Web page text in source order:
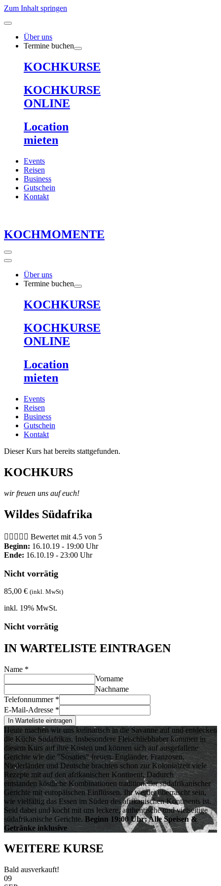
Zum Inhalt springen
Über uns
Termine buchen
KOCHKURSE
KOCHKURSE
ONLINE
Location
mieten
Events
Reisen
Business
Gutschein
Kontakt
KOCHMOMENTE
Über uns
Termine buchen
KOCHKURSE
KOCHKURSE
ONLINE
Location
mieten
Events
Reisen
Business
Gutschein
Kontakt
Dieser Kurs hat bereits stattgefunden.
KOCHKURS
wir freuen uns auf euch!
Wildes Südafrika
     Bewertet mit 4.5 von 5
Beginn: 16.10.19 - 19:00 Uhr
Ende: 16.10.19 - 23:00 Uhr
Nicht vorrätig
85,00 € (inkl. MwSt)
inkl. 19% MwSt.
Nicht vorrätig
IN WARTELISTE EINTRAGEN
Name *
Vorname
Nachname
Telefonnummer *
E-Mail-Adresse *
In Warteliste eintragen
Heute machen wir uns kulinarisch in die Savanne auf und entdecken
die Küche Südafrikas. Insbesondere Fleischliebhaber kommen in
diesem Kurs auf ihre Kosten und können sich auf ausgefallene
Gerichte wie die "Sosaties" freuen. Engländer, Franzosen,
Niederländer und Deutsche brachten schon zur Kolonialzeit viele
Rezepte mit auf den afrikanischen Kontinent. Dadurch
entstanden köstliche Kombinationen traditioneller südafrikanischer
Gerichte mit europäischen Einflüssen. Ihr werdet überrascht sein,
wie vielfältig das Essen im Süden des afrikanischen Kontinents ist.
Seid dabei und kocht mit uns leckere, authentische und vielseitige
südafrikanische Gerichte. Beginn 19:00 Uhr; Alle Speisen &
Getränke inklusive
WEITERE KURSE
Bald ausverkauft!
09